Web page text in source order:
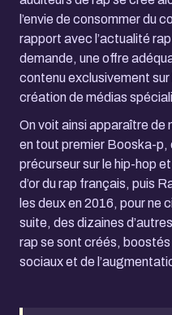
l’envie de consommer du
rapport avec l’actualité
demande, une offre
contenu exclusivement
création de médias
On voit ainsi apparaître de
en tout premier Booska-p,
précurseur sur le hip-hop
d’or du rap français, puis
les deux en 2016, pour ne
suite, des dizaines
rap se sont créés,
sociaux et de